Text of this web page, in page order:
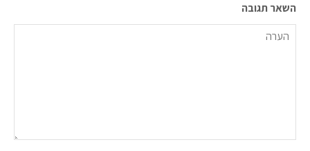
השאר תגובה